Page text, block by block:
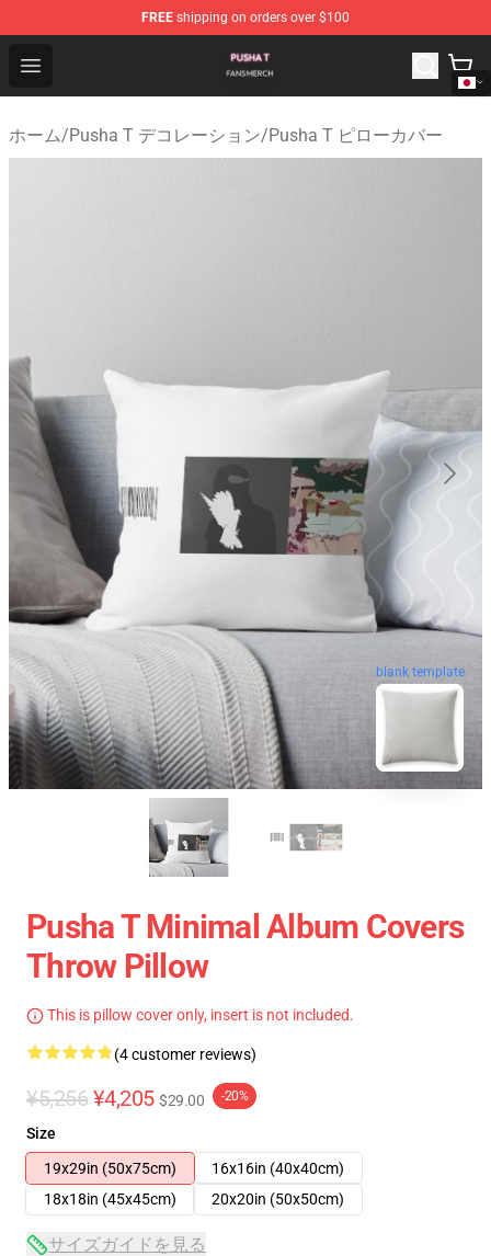
FREE shipping on orders over $100
Open menu
Pusha T Shop - Official Pusha T Merchandise Store
ホーム/Pusha T デコレーション/Pusha T ピローカバー
blank template
Pusha T Minimal Album Covers
Throw Pillow
This is pillow cover only, insert is not included.
(4 customer reviews)
¥5,256 ¥4,205 $29.00 -20%
Size
19x29in (50x75cm)
16x16in (40x40cm)
18x18in (45x45cm)
20x20in (50x50cm)
サイズガイドを見る